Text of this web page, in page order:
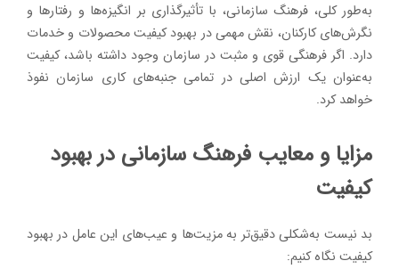
به‌طور کلی، فرهنگ سازمانی، با تأثیرگذاری بر انگیزه‌ها و رفتارها و
نگرش‌های کارکنان، نقش مهمی در بهبود کیفیت محصولات و خدمات
دارد. اگر فرهنگی قوی و مثبت در سازمان وجود داشته باشد، کیفیت
به‌عنوان یک ارزش اصلی در تمامی جنبه‌های کاری سازمان نفوذ
خواهد کرد.
مزایا و معایب فرهنگ سازمانی در بهبود
کیفیت
بد نیست به‌شکلی دقیق‌تر به مزیت‌ها و عیب‌های این عامل در بهبود
کیفیت نگاه کنیم: